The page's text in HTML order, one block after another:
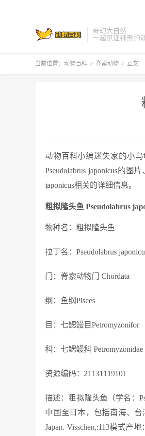
奇幻大自然
一起见证神奇的
当前位置： 动物百科 > 脊索动物 > 正文
动物百科小编迷失家的小乌
Pseudolabrus japonicus的
japonicus相关的详细信息。
粗拟隆头鱼 Pseudolabrus
物种名：粗拟隆头鱼
拉丁名：Pseudolabrus
门：脊索动物门 Chordata
纲：鱼纲Pisces
目：七鳃鳗目Petromyzonifor
科：七鳃鳗科 Petromyzonidae
资源编码：21131119101
描述：粗拟隆头鱼（学名：
中国至日本，包括南海、台
Japan. Visschen,:113模式产